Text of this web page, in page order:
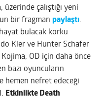
çalıştığı yeni
bir fragmanpaylaştı.
bulacak korku
Kier ve Hunter Schafer
OD için daha önce
bazı oyuncuların
hemen nefret edeceği
Etkinlikte Death